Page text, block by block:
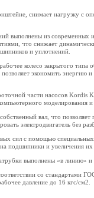
снимает нагрузку с
выполнены из современных
что снижает
и уплотнений.
колесо закрытого типа
экономить энергию
части насосов Kordis
моделирования
вал, что позволяет
электродвигатель без
сил с помощью
подшипники и увеличения
выполнены «в линию» и
со стандартами
давление до 16 кгс/см2.